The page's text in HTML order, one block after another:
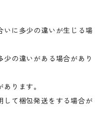
に多少の違いが生じる場
の違いがある場合があり
ります。
て梱包発送をする場合が